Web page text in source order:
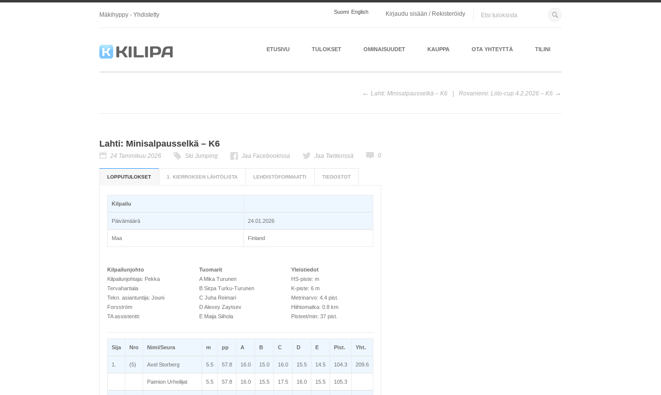
Mäkihyppy - Yhdistetty Suomi English Kirjaudu sisään / Rekisteröidy
ETUSIVU TULOKSET OMINAISUUDET KAUPPA OTA YHTEYTTÄ TILINI
Lahti: Minisalpausselkä – K6 Rovaniemi: Liito-cup 4.2.2026 – K6
Lahti: Minisalpausselkä – K6
24 Tammikuu 2026 Ski Jumping Jaa Facebookissa Jaa Twitterissä 0
LOPPUTULOKSET 1. KIERROKSEN LÄHTÖLISTA LEHDISTÖFORMAATTI TIEDOSTOT
Kilpailu
Päivämäärä 24.01.2026
Maa Finland
Kilpailunjohto
Kilpailunjohtaja: Pekka
Tervahartiala
Tekn. asiantuntija: Jouni
Forsström
TA assistentti:
Tuomarit
A Mika Turunen
B Sirpa Turku-Turunen
C Juha Reimari
D Alexey Zaytsev
E Maija Siihola
Yleistiedot
HS-piste: m
K-piste: 6 m
Metrinarvo: 4.4 pist.
Hiihtomatka: 0.8 km
Pisteet/min: 37 pist.
Sija Nro Nimi/Seura m pp A B C D E Pist. Yht.
1. (5) Axel Storberg 5.5 57.8 16.0 15.0 16.0 15.5 14.5 104.3 209.6
Paimion Urheilijat 5.5 57.8 16.0 15.5 17.5 16.0 15.5 105.3